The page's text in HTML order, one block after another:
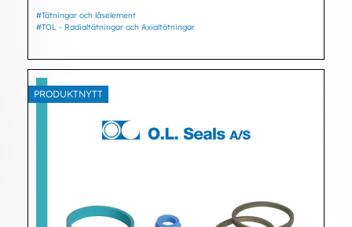
#Tätningar och låselement
#TOL - Radialtätningar och Axialtätningar
PRODUKTNYTT